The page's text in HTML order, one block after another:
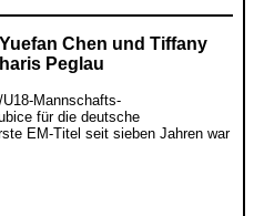
Chen und Tiffany
Peglau
Mannschafts-
für die deutsche
EM-Titel seit sieben Jahren war